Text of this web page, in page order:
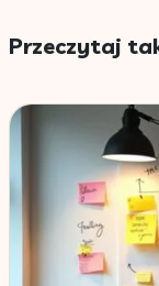
Przeczytaj